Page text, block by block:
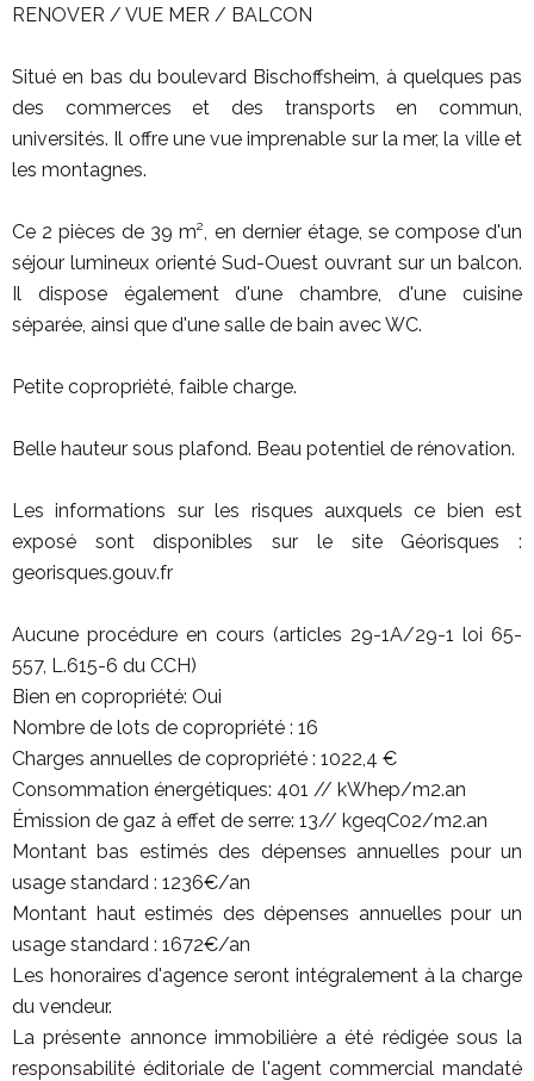
RENOVER / VUE MER / BALCON
Situé en bas du boulevard Bischoffsheim, à quelques pas
des commerces et des transports en commun,
universités. Il offre une vue imprenable sur la mer, la ville et
les montagnes.
Ce 2 pièces de 39 m², en dernier étage, se compose d'un
séjour lumineux orienté Sud-Ouest ouvrant sur un balcon.
Il dispose également d'une chambre, d'une cuisine
séparée, ainsi que d'une salle de bain avec WC.
Petite copropriété, faible charge.
Belle hauteur sous plafond. Beau potentiel de rénovation.
Les informations sur les risques auxquels ce bien est
exposé sont disponibles sur le site Géorisques :
georisques.gouv.fr
Aucune procédure en cours (articles 29-1A/29-1 loi 65-
557, L.615-6 du CCH)
Bien en copropriété: Oui
Nombre de lots de copropriété : 16
Charges annuelles de copropriété : 1022,4 €
Consommation énergétiques: 401 // kWhep/m2.an
Émission de gaz à effet de serre: 13// kgeqC02/m2.an
Montant bas estimés des dépenses annuelles pour un
usage standard : 1236€/an
Montant haut estimés des dépenses annuelles pour un
usage standard : 1672€/an
Les honoraires d'agence seront intégralement à la charge
du vendeur.
La présente annonce immobilière a été rédigée sous la
responsabilité éditoriale de l'agent commercial mandaté